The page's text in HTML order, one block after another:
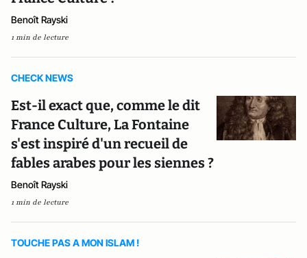
Benoît Rayski
1 min de lecture
CHECK NEWS
Est-il exact que, comme le dit
France Culture, La Fontaine
s'est inspiré d'un recueil de
fables arabes pour les siennes ?
Benoît Rayski
1 min de lecture
TOUCHE PAS A MON ISLAM !